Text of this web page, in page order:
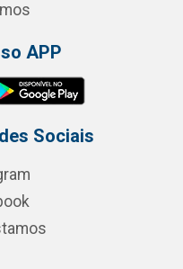
APP
Sociais